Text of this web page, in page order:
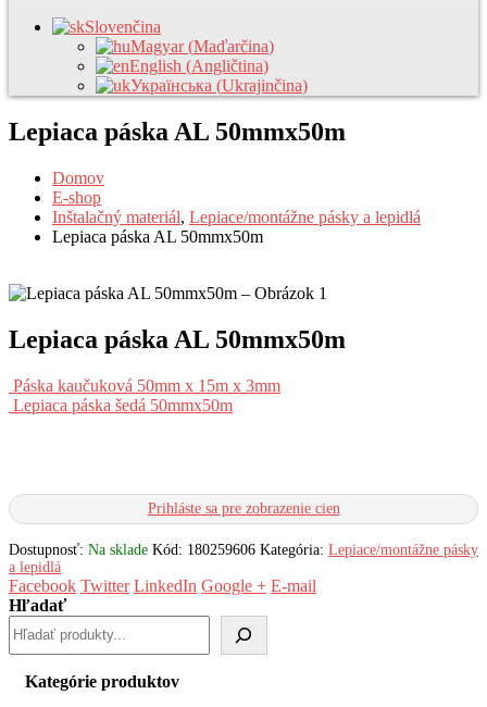
Slovenčina
Magyar (Maďarčina)
English (Angličtina)
Українська (Ukrajinčina)
Lepiaca páska AL 50mmx50m
Domov
E-shop
Inštalačný materiál, Lepiace/montážne pásky a lepidlá
Lepiaca páska AL 50mmx50m
Lepiaca páska AL 50mmx50m
Páska kaučuková 50mm x 15m x 3mm
Lepiaca páska šedá 50mmx50m
Prihláste sa pre zobrazenie cien
Dostupnosť: Na sklade Kód: 180259606 Kategória: Lepiace/montážne pásky
a lepidlá
Facebook Twitter LinkedIn Google + E-mail
Hľadať
Kategórie produktov